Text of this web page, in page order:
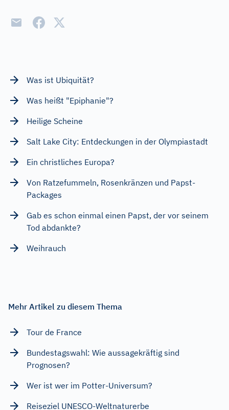
Was ist Ubiquität?
Was heißt "Epiphanie"?
Heilige Scheine
Salt Lake City: Entdeckungen in der Olympiastadt
Ein christliches Europa?
Von Ratzefummeln, Rosenkränzen und Papst-
Packages
Gab es schon einmal einen Papst, der vor seinem
Tod abdankte?
Weihrauch
Mehr Artikel zu diesem Thema
Tour de France
Bundestagswahl: Wie aussagekräftig sind
Prognosen?
Wer ist wer im Potter-Universum?
Reiseziel UNESCO-Weltnaturerbe